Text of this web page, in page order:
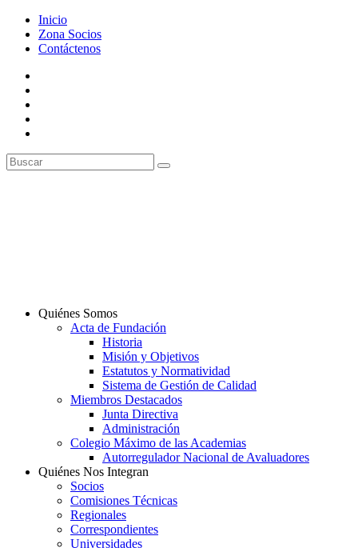
Inicio
Zona Socios
Contáctenos
Quiénes Somos
Acta de Fundación
Historia
Misión y Objetivos
Estatutos y Normatividad
Sistema de Gestión de Calidad
Miembros Destacados
Junta Directiva
Administración
Colegio Máximo de las Academias
Autorregulador Nacional de Avaluadores
Quiénes Nos Integran
Socios
Comisiones Técnicas
Regionales
Correspondientes
Universidades